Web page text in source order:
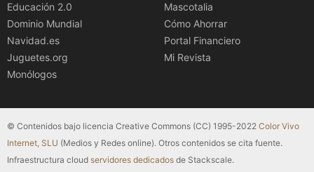
Educación 2.0
Dominio Mundial
Navidad.es
Juguetes.org
Monólogos
Mascotalia
Cómo Ahorrar
Portal Financiero
Mi Revista
© Contenidos bajo licencia Creative Commons (CC) 1995-2022 Color Vivo
Internet, SLU (Medios y Redes online). Otros contenidos se cita fuente.
Infraestructura cloud servidores dedicados de Stackscale.